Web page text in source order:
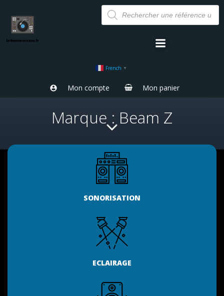
Aller
au
contenu
Recherche
de
produits
French ▼
Mon compte Mon panier
Marque : Beam Z
SONORISATION
ECLAIRAGE